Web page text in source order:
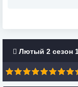
Лютый 2 сезон